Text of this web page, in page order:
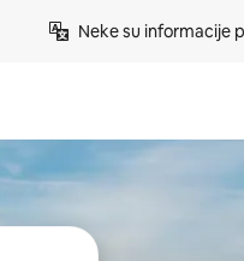
Neke su informacije